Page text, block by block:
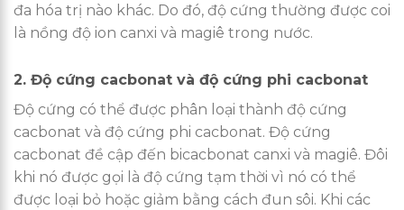
đa hóa trị nào khác. Do đó, độ cứng thường được coi
là nồng độ ion canxi và magiê trong nước.
2. Độ cứng cacbonat và độ cứng phi cacbonat
Độ cứng có thể được phân loại thành độ cứng
cacbonat và độ cứng phi cacbonat. Độ cứng
cacbonat đề cập đến bicacbonat canxi và magiê. Đôi
khi nó được gọi là độ cứng tạm thời vì nó có thể
được loại bỏ hoặc giảm bằng cách đun sôi. Khi các